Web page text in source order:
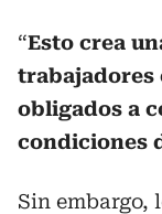
“Esto crea
trabajadores
obligados a
condiciones
Sin embargo,